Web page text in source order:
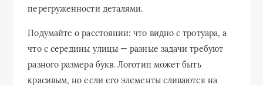
перегруженности деталями.
Подумайте о расстоянии: что видно с тротуара, а
что с середины улицы — разные задачи требуют
разного размера букв. Логотип может быть
красивым, но если его элементы сливаются на